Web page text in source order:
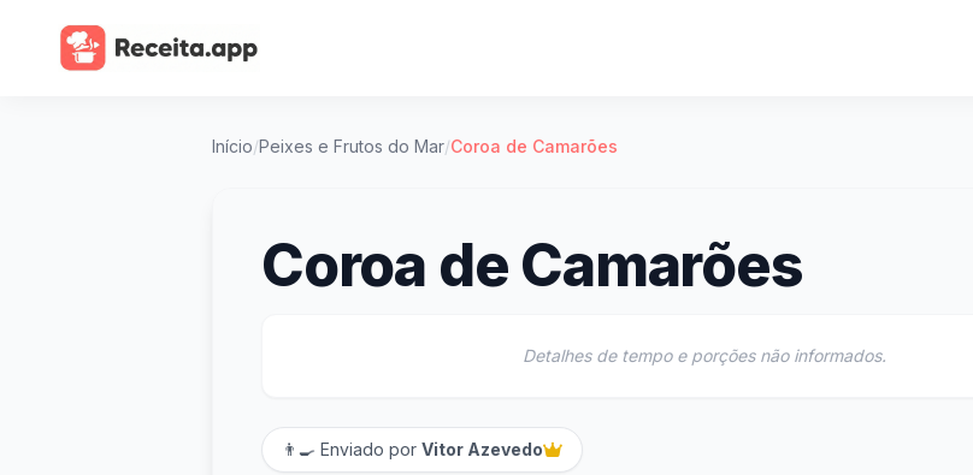
Início/Peixes e Frutos do Mar/Coroa de Camarões
Coroa de Camarões
Detalhes de tempo e porções não informados.
👨‍🍳 Enviado por Vitor Azevedo